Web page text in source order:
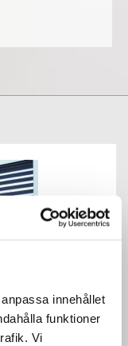
innehållet
funktioner
Vi